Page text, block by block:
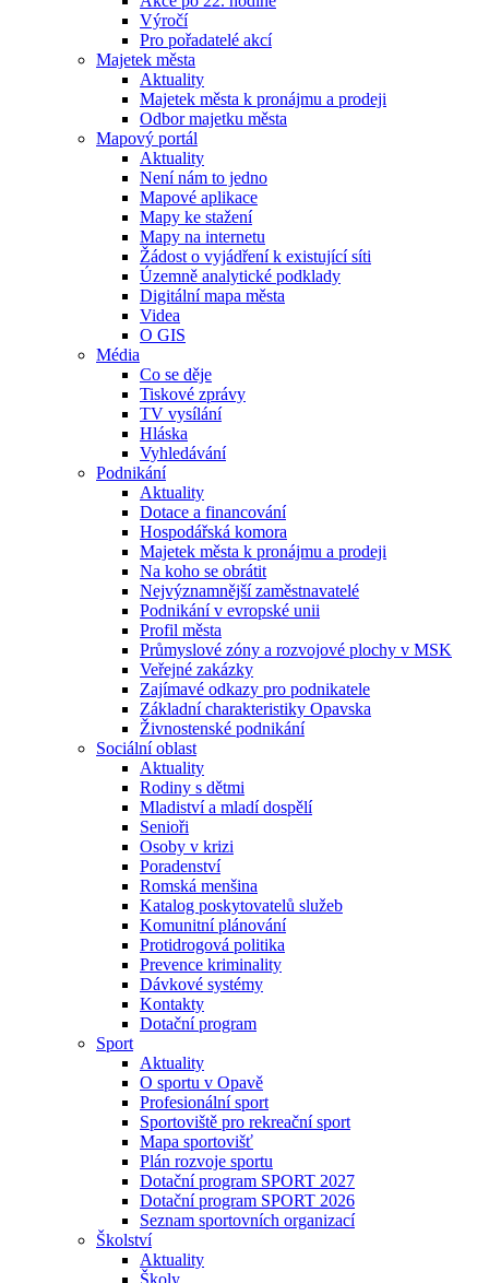
Výročí
Pro pořadatelé akcí
Majetek města
Aktuality
Majetek města k pronájmu a prodeji
Odbor majetku města
Mapový portál
Aktuality
Není nám to jedno
Mapové aplikace
Mapy ke stažení
Mapy na internetu
Žádost o vyjádření k existující síti
Územně analytické podklady
Digitální mapa města
Videa
O GIS
Média
Co se děje
Tiskové zprávy
TV vysílání
Hláska
Vyhledávání
Podnikání
Aktuality
Dotace a financování
Hospodářská komora
Majetek města k pronájmu a prodeji
Na koho se obrátit
Nejvýznamnější zaměstnavatelé
Podnikání v evropské unii
Profil města
Průmyslové zóny a rozvojové plochy v MSK
Veřejné zakázky
Zajímavé odkazy pro podnikatele
Základní charakteristiky Opavska
Živnostenské podnikání
Sociální oblast
Aktuality
Rodiny s dětmi
Mladiství a mladí dospělí
Senioři
Osoby v krizi
Poradenství
Romská menšina
Katalog poskytovatelů služeb
Komunitní plánování
Protidrogová politika
Prevence kriminality
Dávkové systémy
Kontakty
Dotační program
Sport
Aktuality
O sportu v Opavě
Profesionální sport
Sportoviště pro rekreační sport
Mapa sportovišť
Plán rozvoje sportu
Dotační program SPORT 2027
Dotační program SPORT 2026
Seznam sportovních organizací
Školství
Aktuality